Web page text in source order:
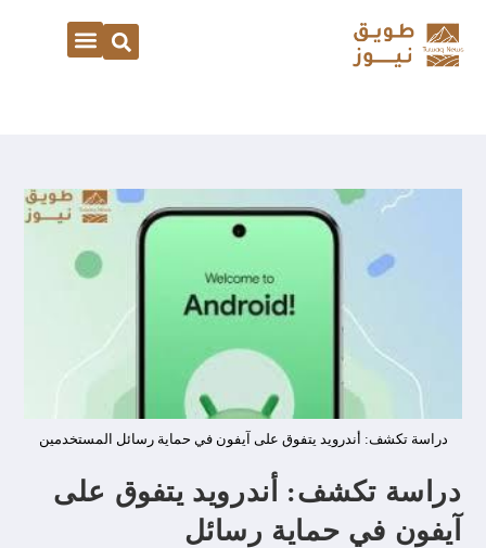
دراسة تكشف: أندرويد يتفوق على آيفون في حماية رسائل المستخدمين
دراسة تكشف: أندرويد يتفوق على
آيفون في حماية رسائل